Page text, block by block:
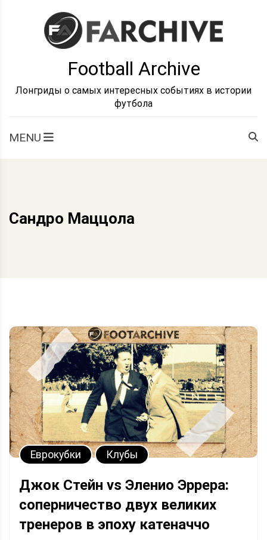
Football Archive
Лонгриды о самых интересных событиях в истории
футбола
MENU
Сандро Маццола
Еврокубки Клубы
Джок Стейн vs Эленио Эррера:
соперничество двух великих
тренеров в эпоху катеначчо